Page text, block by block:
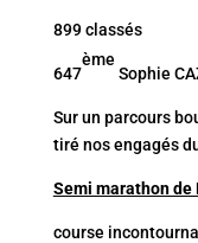
899 classés
647
ème
Sophie
Sur un parcours
tiré nos engagés
Semi marathon de
course